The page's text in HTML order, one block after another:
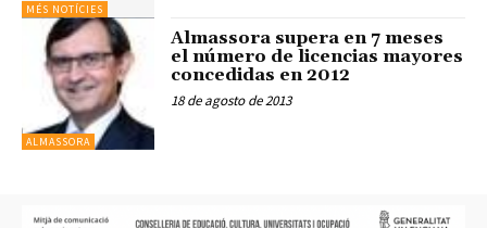
MÉS NOTÍCIES
ALMASSORA
Almassora supera en 7 meses
el número de licencias mayores
concedidas en 2012
18 de agosto de 2013